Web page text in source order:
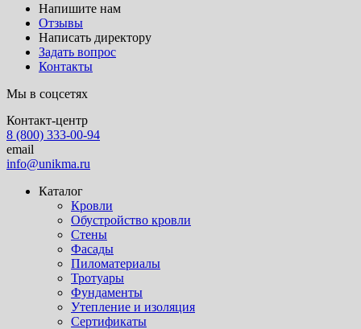
Напишите нам
Отзывы
Написать директору
Задать вопрос
Контакты
Мы в соцсетях
Контакт-центр
8 (800) 333-00-94
email
info@unikma.ru
Каталог
Кровли
Обустройство кровли
Стены
Фасады
Пиломатериалы
Тротуары
Фундаменты
Утепление и изоляция
Сертификаты